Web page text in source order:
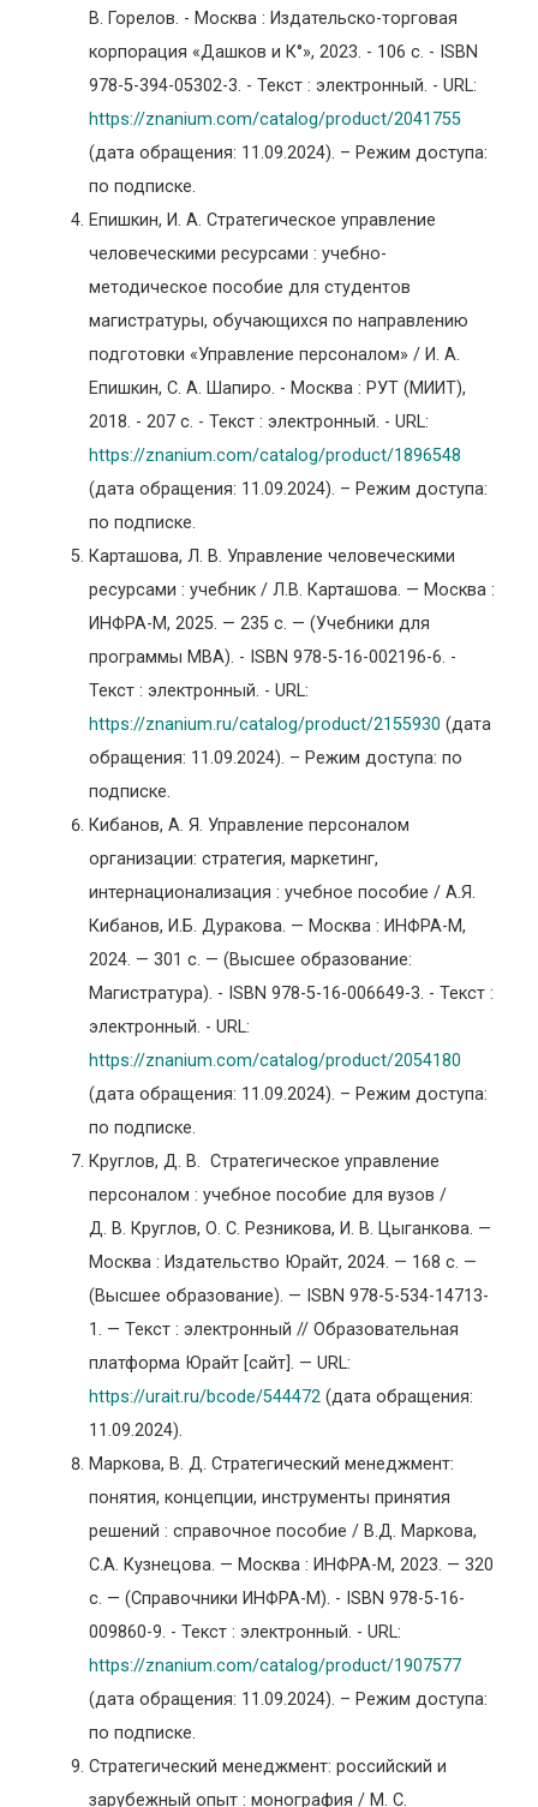
В. Горелов. - Москва : Издательско-торговая
корпорация «Дашков и К°», 2023. - 106 с. - ISBN
978-5-394-05302-3. - Текст : электронный. - URL:
https://znanium.com/catalog/product/2041755
(дата обращения: 11.09.2024). – Режим доступа:
по подписке.
Епишкин, И. А. Стратегическое управление
человеческими ресурсами : учебно-
методическое пособие для студентов
магистратуры, обучающихся по направлению
подготовки «Управление персоналом» / И. А.
Епишкин, С. А. Шапиро. - Москва : РУТ (МИИТ),
2018. - 207 с. - Текст : электронный. - URL:
https://znanium.com/catalog/product/1896548
(дата обращения: 11.09.2024). – Режим доступа:
по подписке.
Карташова, Л. В. Управление человеческими
ресурсами : учебник / Л.В. Карташова. — Москва :
ИНФРА-М, 2025. — 235 с. — (Учебники для
программы МВА). - ISBN 978-5-16-002196-6. -
Текст : электронный. - URL:
https://znanium.ru/catalog/product/2155930 (дата
обращения: 11.09.2024). – Режим доступа: по
подписке.
Кибанов, А. Я. Управление персоналом
организации: стратегия, маркетинг,
интернационализация : учебное пособие / А.Я.
Кибанов, И.Б. Дуракова. — Москва : ИНФРА-М,
2024. — 301 с. — (Высшее образование:
Магистратура). - ISBN 978-5-16-006649-3. - Текст :
электронный. - URL:
https://znanium.com/catalog/product/2054180
(дата обращения: 11.09.2024). – Режим доступа:
по подписке.
Круглов, Д. В. Стратегическое управление
персоналом : учебное пособие для вузов /
Д. В. Круглов, О. С. Резникова, И. В. Цыганкова. —
Москва : Издательство Юрайт, 2024. — 168 с. —
(Высшее образование). — ISBN 978-5-534-14713-
1. — Текст : электронный // Образовательная
платформа Юрайт [сайт]. — URL:
https://urait.ru/bcode/544472 (дата обращения:
11.09.2024).
Маркова, В. Д. Стратегический менеджмент:
понятия, концепции, инструменты принятия
решений : справочное пособие / В.Д. Маркова,
С.А. Кузнецова. — Москва : ИНФРА-М, 2023. — 320
с. — (Справочники ИНФРА-М). - ISBN 978-5-16-
009860-9. - Текст : электронный. - URL:
https://znanium.com/catalog/product/1907577
(дата обращения: 11.09.2024). – Режим доступа:
по подписке.
Стратегический менеджмент: российский и
зарубежный опыт : монография / М. С.